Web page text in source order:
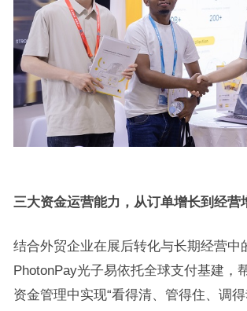
三大资金运营能力，从订单增长到经营
结合外贸企业在展后转化与长期经营中
PhotonPay光子易依托全球支付基建，
资金管理中实现“看得清、管得住、调